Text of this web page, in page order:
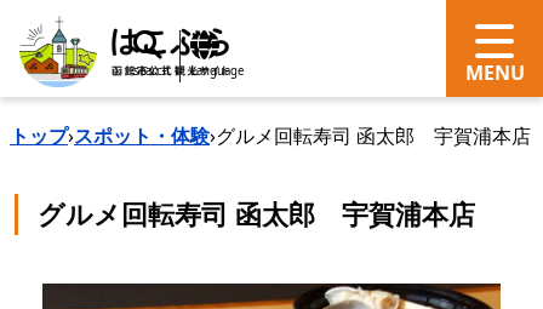
search Language
トップ›スポット・体験›グルメ回転寿司 函太郎 宇賀浦本店
グルメ回転寿司 函太郎 宇賀浦本店